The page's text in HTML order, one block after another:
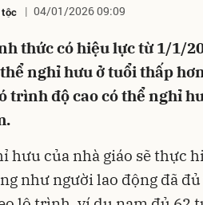
tộc 04/01/2026 09:09
thức có hiệu lực từ 1/1/
nghỉ hưu ở tuổi thấp
trình độ cao có thể nghỉ
hưu của nhà giáo sẽ thực
như người lao động đã